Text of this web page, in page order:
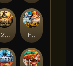
2 Wild 2 Die Fist Of Destruction